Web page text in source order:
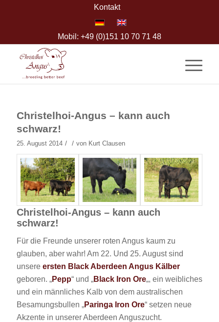
Kontakt
Mobil: +49 (0)151 10 70 71 48
Christelhoi-Angus – kann auch
schwarz!
25. August 2014 / / von Kurt Clausen
Christelhoi-Angus – kann auch
schwarz!
Für die Freunde unserer roten Angus kaum zu
glauben, aber wahr! Am 22. Und 25. August sind
unsere ersten Black Aberdeen Angus Kälber
geboren. „Pepp“ und „Black Iron Ore„, ein weibliches
und ein männliches Kalb von dem australischen
Besamungsbullen „Paringa Iron Ore“ setzen neue
Akzente in unserer Aberdeen Anguszucht.